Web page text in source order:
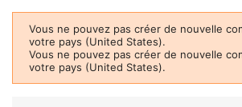
Vous ne pouvez pas créer de nouvelle
votre pays (United States).
Vous ne pouvez pas créer de nouvelle
votre pays (United States).